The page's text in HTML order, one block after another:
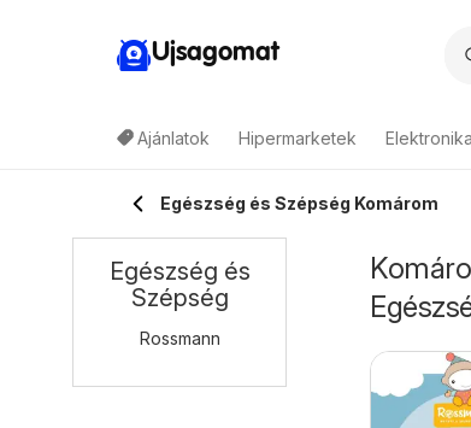
Ujsagomat
Ajánlatok Hipermarketek Elektronika
Egészség és Szépség Komárom
Egészség és
Szépség
Rossmann